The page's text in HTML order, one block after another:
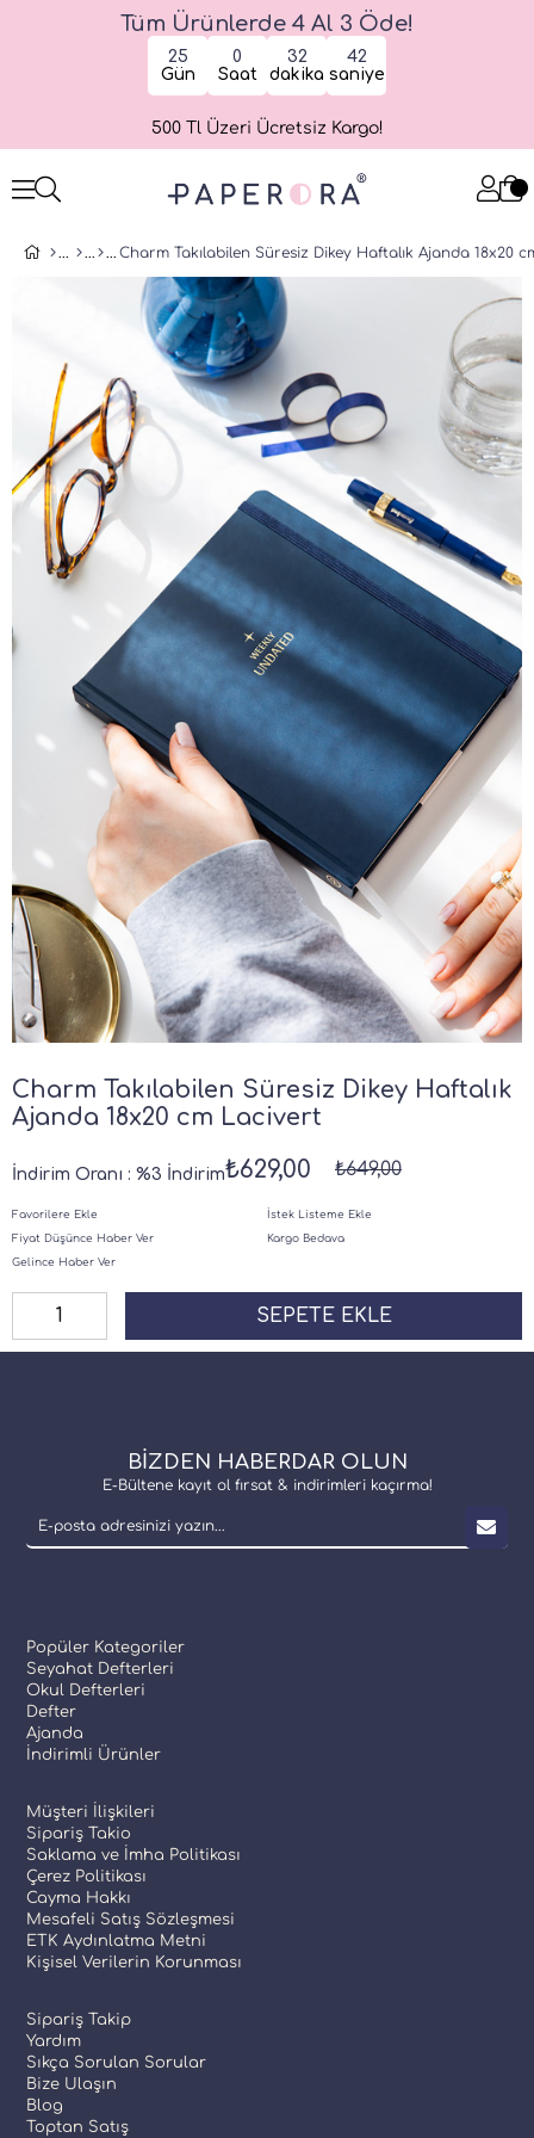
Tüm Ürünlerde 4 Al 3 Öde!
25
Gün
0
Saat
32
dakika
42
saniye
500 Tl Üzeri Ücretsiz Kargo!
Charm Takılabilen Süresiz Dikey Haftalık Ajanda 18x20
Charm Takılabilen Süresiz Dikey Haftalık
Ajanda 18x20 cm Lacivert
İndirim Oranı : %3 İndirim ₺649,00
₺629,00
Favorilere Ekle
İstek Listeme Ekle
Fiyat Düşünce Haber Ver
Kargo Bedava
Gelince Haber Ver
BİZDEN HABERDAR OLUN
E-Bültene kayıt ol fırsat & indirimleri kaçırma!
Popüler Kategoriler
Seyahat Defterleri
Okul Defterleri
Defter
Ajanda
İndirimli Ürünler
Müşteri İlişkileri
Sipariş Takio
Saklama ve İmha Politikası
Çerez Politikası
Cayma Hakkı
Mesafeli Satış Sözleşmesi
ETK Aydınlatma Metni
Kişisel Verilerin Korunması
Sipariş Takip
Yardım
Sıkça Sorulan Sorular
Bize Ulaşın
Blog
Toptan Satış